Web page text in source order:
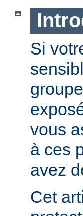
Si
vous
à ces
avez
Cet